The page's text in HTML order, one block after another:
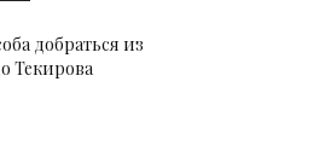
добраться из
Текирова